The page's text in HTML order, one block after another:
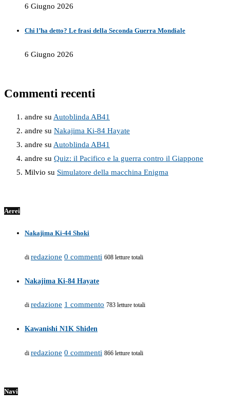
6 Giugno 2026
Chi l’ha detto? Le frasi della Seconda Guerra Mondiale
6 Giugno 2026
Commenti recenti
andre su Autoblinda AB41
andre su Nakajima Ki-84 Hayate
andre su Autoblinda AB41
andre su Quiz: il Pacifico e la guerra contro il Giappone
Milvio su Simulatore della macchina Enigma
Aerei
Nakajima Ki-44 Shoki
di redazione 0 commenti 608 letture totali
Nakajima Ki-84 Hayate
di redazione 1 commento 783 letture totali
Kawanishi N1K Shiden
di redazione 0 commenti 866 letture totali
Navi